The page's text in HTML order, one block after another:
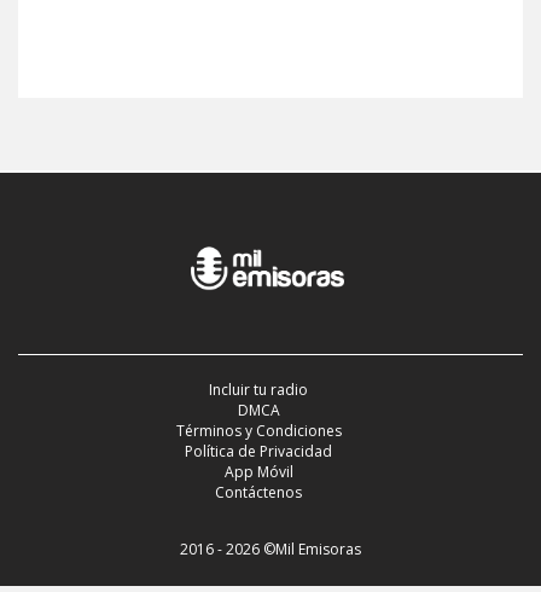
Incluir tu radio
DMCA
Términos y Condiciones
Política de Privacidad
App Móvil
Contáctenos
2016 - 2026 ©Mil Emisoras